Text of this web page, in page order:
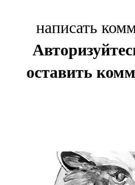
написать
оставить